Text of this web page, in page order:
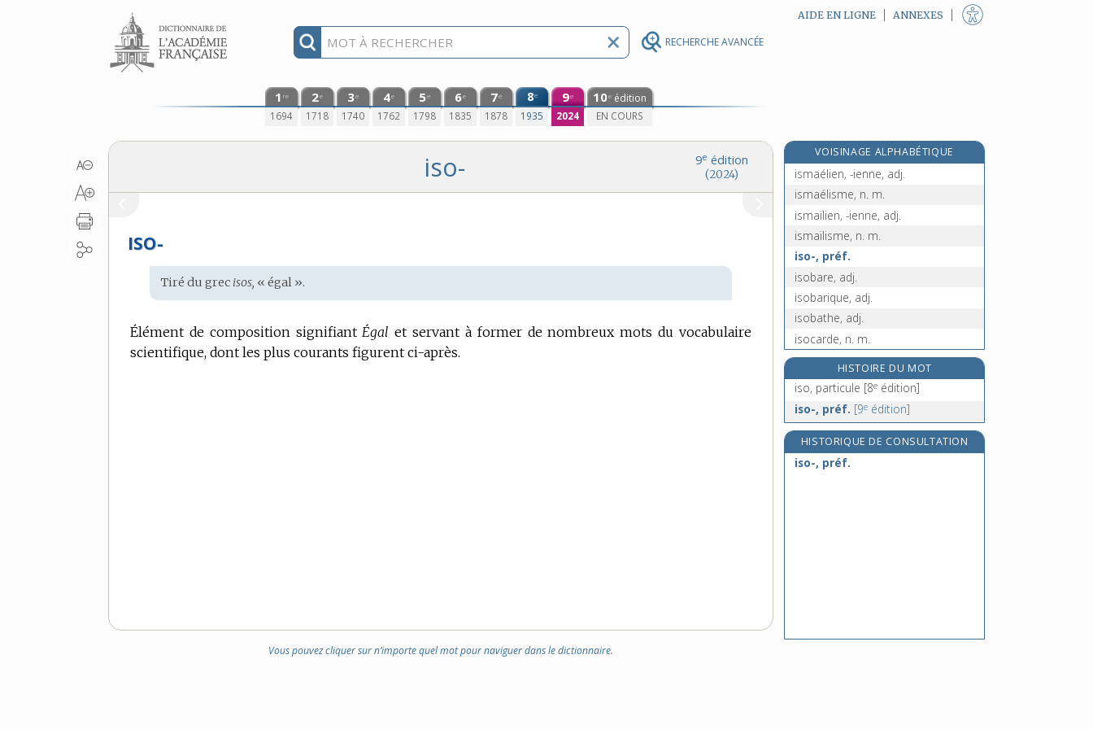
RECHERCHE AVANCÉE
Aller au contenu AIDE EN LIGNE ANNEXES
1 re
1694
2e
1718
3e
1740
4e
1762
5e
1798
6e
1835
7e
1878
8e
1935
9e
2024
10e édition
EN COURS
9e édition
(2024)
iso-
ISO-
Étymologie
:
Tiré dugrec isos, « égal ».
Élément de composition signifiant Égal et servant à former de nombreux mots du vocabulaire
scientifique, dont les plus courants figurent ci-après.
Vous pouvez cliquer sur n’importe quel mot pour naviguer dans le dictionnaire.
VOISINAGE ALPHABÉTIQUE
islandais, -aise, adj. et n.
ismaélien, -ienne, adj.
ismaélisme, n. m.
ismaïlien, -ienne, adj.
ismaïlisme, n. m.
iso-, préf.
isobare, adj.
isobarique, adj.
isobathe, adj.
isocarde, n. m.
isocèle, adj.
isochore, adj.
isochrone, adj.
isochronisme, n. m.
HISTOIRE DU MOT
iso, particule [8e édition]
iso-, préf. [9e édition]
HISTORIQUE DE CONSULTATION
iso-, préf.